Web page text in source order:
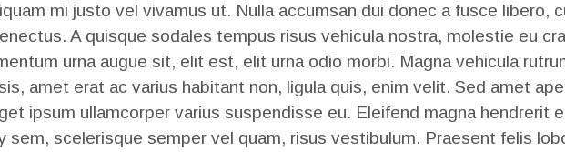
mi justo vel vivamus ut. Nulla accumsan dui donec a fusce libero,
A quisque sodales tempus risus vehicula nostra, molestie eu
urna augue sit, elit est, elit urna odio morbi. Magna vehicula
amet erat ac varius habitant non, ligula quis, enim velit. Sed amet
ipsum ullamcorper varius suspendisse eu. Eleifend magna hendrerit
sem, scelerisque semper vel quam, risus vestibulum. Praesent felis